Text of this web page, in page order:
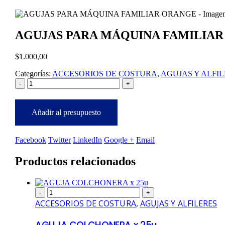
AGUJAS PARA MÁQUINA
$1.000,00
Categorías: ACCESORIOS DE COSTURA, AGUJAS Y
- +
Añadir al presupuesto
Facebook Twitter LinkedIn Google + Email
Productos relacionados
- +
ACCESORIOS DE COSTURA, AGUJAS Y ALFILERES